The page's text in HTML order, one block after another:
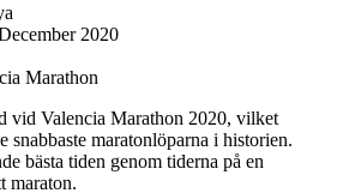
2020
Marathon
vid Valencia Marathon 2020, vilket
snabbaste maratonlöparna i historien.
bästa tiden genom tiderna på en
maraton.